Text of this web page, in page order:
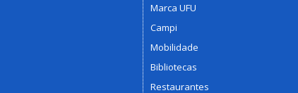
Marca UFU
Campi
Mobilidade
Bibliotecas
Restaurantes